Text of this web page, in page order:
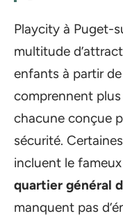
Playcity à Puget-
multitude
enfants à partir
comprennent
chacune conçue
sécurité.
incluent le fameux
quartier général
manquent pas